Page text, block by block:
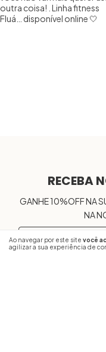
Ao navegar por este site você
agilizar a sua experiência de
RECEBA
GANHE 10%OFF NA
NA